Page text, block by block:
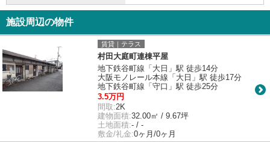
施設周辺の物件
賃貸｜テラス
村田大庭町連棟平屋
地下鉄谷町線「大日」駅 徒歩14分
大阪モノレール本線「大日」駅 徒歩17分
地下鉄谷町線「守口」駅 徒歩25分
3.5万円
間取:2K
建物面積:32.00㎡ / 9.67坪
土地面積:- / -
敷金/礼金:0ヶ月/0ヶ月